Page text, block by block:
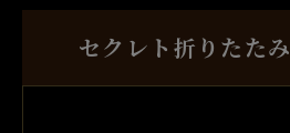
セクレト折りたたみ